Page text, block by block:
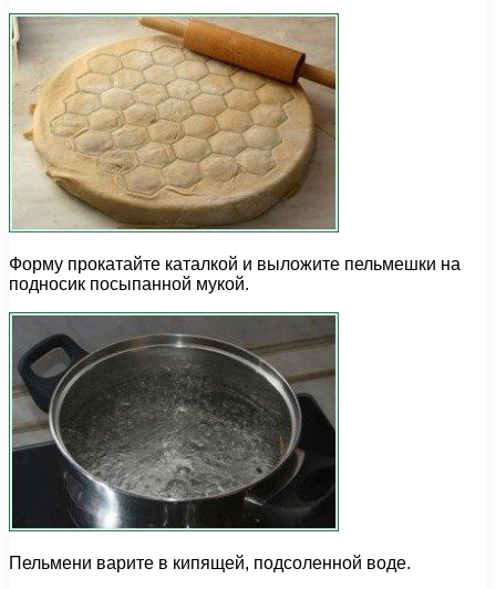
Форму прокатайте каталкой и выложите пельмешки на
подносик посыпанной мукой.
Пельмени варите в кипящей, подсоленной воде.